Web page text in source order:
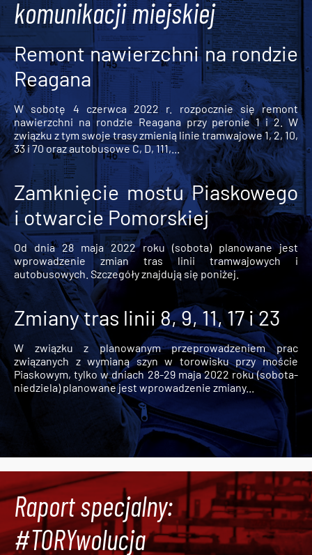
komunikacji miejskiej
Remont nawierzchni na rondzie
Reagana
W sobotę 4 czerwca 2022 r. rozpocznie się remont
nawierzchni na rondzie Reagana przy peronie 1 i 2. W
związku z tym swoje trasy zmienią linie tramwajowe 1, 2, 10,
33 i 70 oraz autobusowe C, D, 111,...
Zamknięcie mostu Piaskowego
i otwarcie Pomorskiej
Od dnia 28 maja 2022 roku (sobota) planowane jest
wprowadzenie zmian tras linii tramwajowych i
autobusowych. Szczegóły znajdują się poniżej.
Zmiany tras linii 8, 9, 11, 17 i 23
W związku z planowanym przeprowadzeniem prac
związanych z wymianą szyn w torowisku przy moście
Piaskowym, tylko w dniach 28-29 maja 2022 roku (sobota-
niedziela) planowane jest wprowadzenie zmiany...
Raport specjalny:
#TORYwolucja